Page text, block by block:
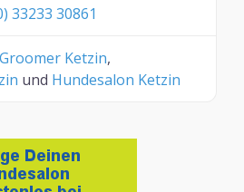
33233 30861
Groomer Ketzin,
und Hundesalon Ketzin